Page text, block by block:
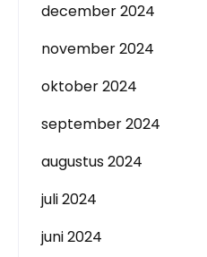
december 2024
november 2024
oktober 2024
september 2024
augustus 2024
juli 2024
juni 2024